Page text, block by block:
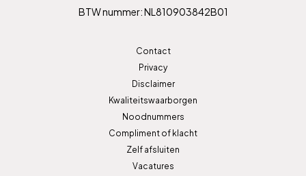
BTW nummer: NL810903842B01
Contact
Privacy
Disclaimer
Kwaliteitswaarborgen
Noodnummers
Compliment of klacht
Zelf afsluiten
Vacatures